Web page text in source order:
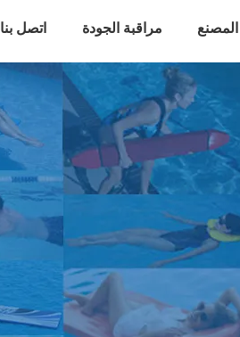
مراقبة الجودة اتصل بنا